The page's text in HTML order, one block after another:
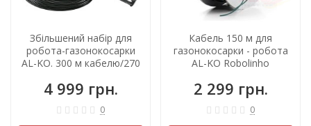
Збільшений набір для
робота-газонокосарки
AL-KO. 300 м кабелю/270
4 999 грн.
0
Кабель 150 м для
газонокосарки - робота
AL-KO Robolinho
2 299 грн.
0